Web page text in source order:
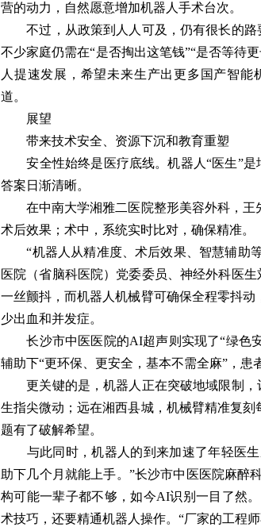
营的动力，自然愿意增加机器人手术台次。
不过，从政策到人人可及，仍有很长的路
不少家庭仍需在“是否掏出这笔钱”“是否等待
人提速发展，希望未来生产出更多国产智
道。
展望
带来技术安全、资源下沉和教育重塑
安全性始终是医疗底线。机器人“医生”是
答案日渐清晰。
在中南大学湘雅二医院整形美容外科，王
术后效果；术中，系统实时比对，确保精准。
“机器人从精准度、术后效果、智慧辅助等
医院（省脑科医院）党委委员、神经外科医
一丝颤抖，而机器人机械臂可确保全程零抖
少出血和并发症。
长沙市中医医院的AI超声则实现了“绿色
辅助下“更环保、更安全，基本不需全麻”，患
更关键的是，机器人正在突破地域限制，
生指尖微动；远在湘西县城，机械臂精准复
题有了破解希望。
与此同时，机器人的到来加速了年轻医生
助下几个月就能上手。”长沙市中医医院麻醉
构可能一辈子都不够，如今AI识别一目了然
术技巧，还要精通机器人操作。“厂家的工程